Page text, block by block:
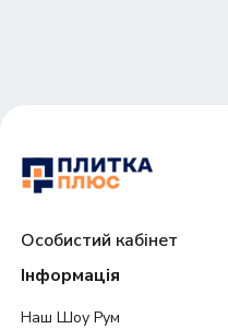
Особистий кабінет
Інформація
Наш Шоу Рум